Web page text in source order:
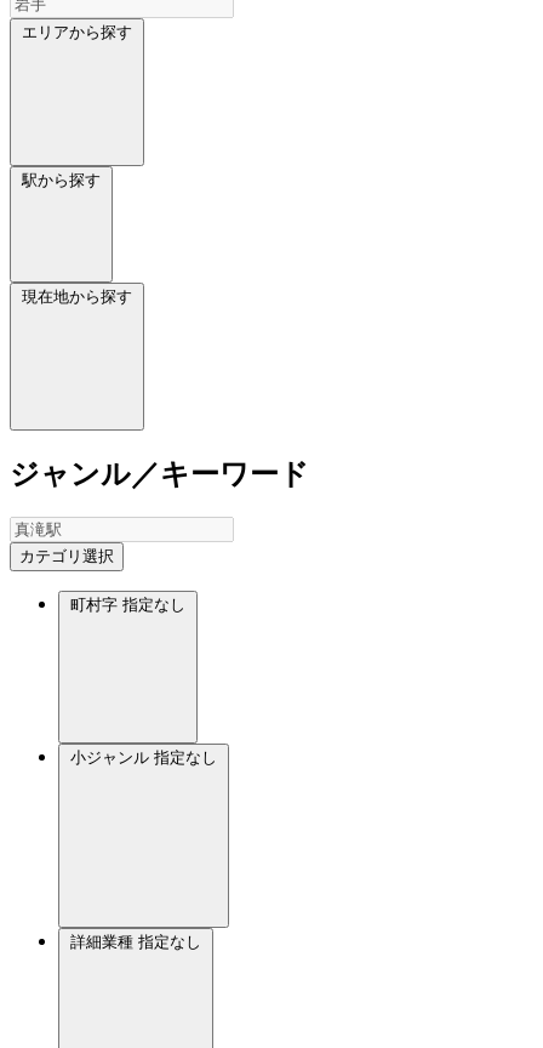
エリアから探す
駅から探す
現在地から探す
ジャンル／キーワード
カテゴリ選択
町村字 指定なし
小ジャンル 指定なし
詳細業種 指定なし